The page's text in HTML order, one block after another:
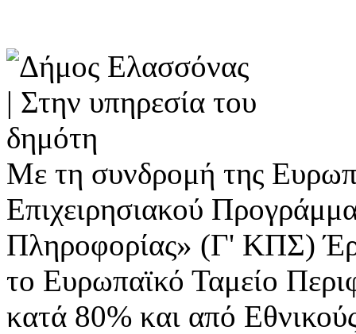
Με τη συνδρομή της
Επιχειρησιακού
Πληροφορίας» (Γ' ΚΠΣ)
το Ευρωπαϊκό Ταμείο
κατά 80% και από